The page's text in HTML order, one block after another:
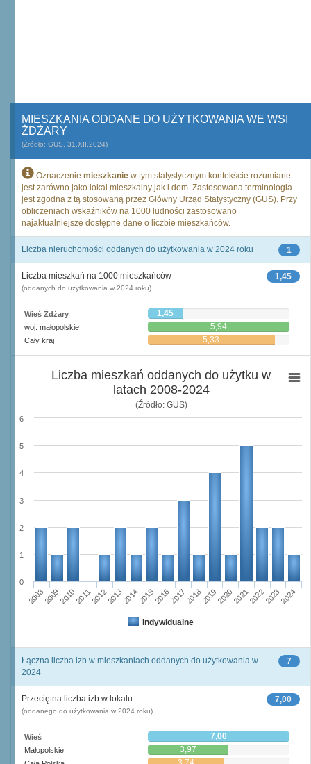
MIESZKANIA ODDANE DO UŻYTKOWANIA WE WSI
ŻDŻARY
(Źródło: GUS, 31.XII.2024)
Oznaczenie mieszkanie w tym statystycznym kontekście rozumiane
jest zarówno jako lokal mieszkalny jak i dom. Zastosowana terminologia
jest zgodna z tą stosowaną przez Główny Urząd Statystyczny (GUS). Przy
obliczeniach wskaźników na 1000 ludności zastosowano
najaktualniejsze dostępne dane o liczbie mieszkańców.
1
Liczba nieruchomości oddanych do użytkowania w 2024 roku
1,45
Liczba mieszkań na 1000 mieszkańców
(oddanych do użytkowania w 2024 roku)
Wieś Żdżary 1,45
woj. małopolskie 5,94
Cały kraj 5,33
Liczba mieszkań oddanych do użytku w
latach 2008-2024
(Źródło: GUS)
Indywidualne
20082009201020112012201320142015201620172018201920202021202220232024
0
1
2
3
4
5
6
7
Łączna liczba izb w mieszkaniach oddanych do użytkowania w
2024
7,00
Przeciętna liczba izb w lokalu
(oddanego do użytkowania w 2024 roku)
Wieś 7,00
Małopolskie 3,97